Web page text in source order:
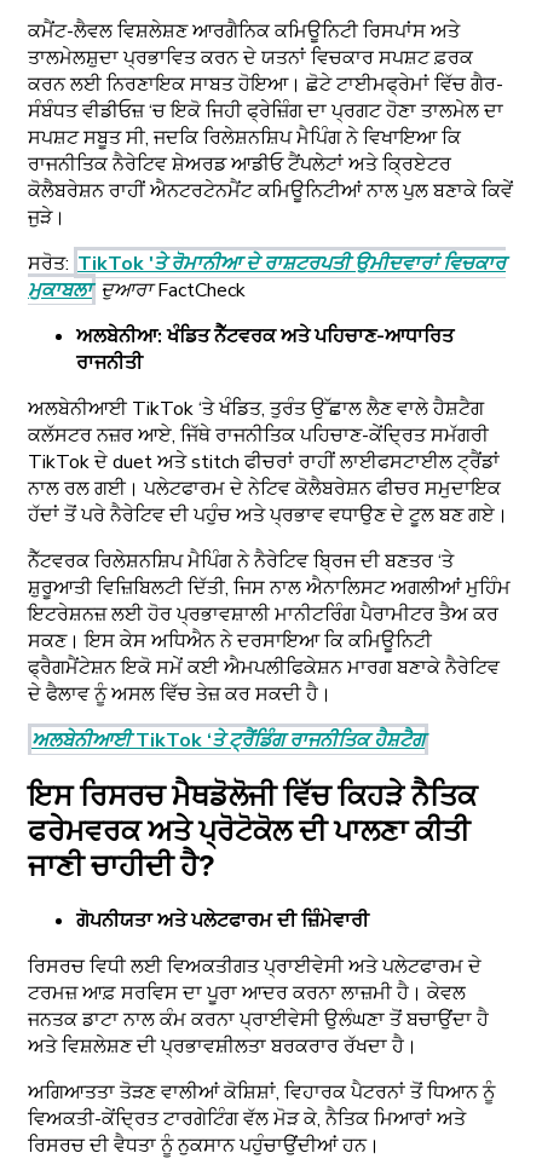
ਕਮੈਂਟ-ਲੈਵਲ ਵਿਸ਼ਲੇਸ਼ਣ ਆਰਗੈਨਿਕ ਕਮਿਊਨਿਟੀ ਰਿਸਪਾਂਸ ਅਤੇ
ਤਾਲਮੇਲਸ਼ੁਦਾ ਪ੍ਰਭਾਵਿਤ ਕਰਨ ਦੇ ਯਤਨਾਂ ਵਿਚਕਾਰ ਸਪਸ਼ਟ ਫ਼ਰਕ
ਕਰਨ ਲਈ ਨਿਰਣਾਇਕ ਸਾਬਤ ਹੋਇਆ। ਛੋਟੇ ਟਾਈਮਫ੍ਰੇਮਾਂ ਵਿੱਚ ਗੈਰ-
ਸੰਬੰਧਤ ਵੀਡੀਓਜ਼ ‘ਚ ਇਕੋ ਜਿਹੀ ਫ੍ਰੇਜ਼ਿੰਗ ਦਾ ਪ੍ਰਗਟ ਹੋਣਾ ਤਾਲਮੇਲ ਦਾ
ਸਪਸ਼ਟ ਸਬੂਤ ਸੀ, ਜਦਕਿ ਰਿਲੇਸ਼ਨਸ਼ਿਪ ਮੈਪਿੰਗ ਨੇ ਵਿਖਾਇਆ ਕਿ
ਰਾਜਨੀਤਿਕ ਨੈਰੇਟਿਵ ਸ਼ੇਅਰਡ ਆਡੀਓ ਟੈਂਪਲੇਟਾਂ ਅਤੇ ਕ੍ਰਿਏਟਰ
ਕੋਲੈਬਰੇਸ਼ਨ ਰਾਹੀਂ ਐਨਟਰਟੇਨਮੈਂਟ ਕਮਿਊਨਿਟੀਆਂ ਨਾਲ ਪੁਲ ਬਣਾਕੇ ਕਿਵੇਂ
ਜੁੜੇ।
ਸਰੋਤ: TikTok 'ਤੇ ਰੋਮਾਨੀਆ ਦੇ ਰਾਸ਼ਟਰਪਤੀ ਉਮੀਦਵਾਰਾਂ ਵਿਚਕਾਰ
ਮੁਕਾਬਲਾਦੁਆਰਾ FactCheck
ਅਲਬੇਨੀਆ: ਖੰਡਿਤ ਨੈੱਟਵਰਕ ਅਤੇ ਪਹਿਚਾਣ-ਆਧਾਰਿਤ
ਰਾਜਨੀਤੀ
ਅਲਬੇਨੀਆਈ TikTok ‘ਤੇ ਖੰਡਿਤ, ਤੁਰੰਤ ਉੱਛਾਲ ਲੈਣ ਵਾਲੇ ਹੈਸ਼ਟੈਗ
ਕਲੱਸਟਰ ਨਜ਼ਰ ਆਏ, ਜਿੱਥੇ ਰਾਜਨੀਤਿਕ ਪਹਿਚਾਣ-ਕੇਂਦ੍ਰਿਤ ਸਮੱਗਰੀ
TikTok ਦੇ duet ਅਤੇ stitch ਫੀਚਰਾਂ ਰਾਹੀਂ ਲਾਈਫਸਟਾਈਲ ਟ੍ਰੈਂਡਾਂ
ਨਾਲ ਰਲ ਗਈ। ਪਲੇਟਫਾਰਮ ਦੇ ਨੇਟਿਵ ਕੋਲੈਬਰੇਸ਼ਨ ਫੀਚਰ ਸਮੁਦਾਇਕ
ਹੱਦਾਂ ਤੋਂ ਪਰੇ ਨੈਰੇਟਿਵ ਦੀ ਪਹੁੰਚ ਅਤੇ ਪ੍ਰਭਾਵ ਵਧਾਉਣ ਦੇ ਟੂਲ ਬਣ ਗਏ।
ਨੈੱਟਵਰਕ ਰਿਲੇਸ਼ਨਸ਼ਿਪ ਮੈਪਿੰਗ ਨੇ ਨੈਰੇਟਿਵ ਬ੍ਰਿਜ ਦੀ ਬਣਤਰ ‘ਤੇ
ਸ਼ੁਰੂਆਤੀ ਵਿਜ਼ਿਬਿਲਟੀ ਦਿੱਤੀ, ਜਿਸ ਨਾਲ ਐਨਾਲਿਸਟ ਅਗਲੀਆਂ ਮੁਹਿੰਮ
ਇਟਰੇਸ਼ਨਜ਼ ਲਈ ਹੋਰ ਪ੍ਰਭਾਵਸ਼ਾਲੀ ਮਾਨੀਟਰਿੰਗ ਪੈਰਾਮੀਟਰ ਤੈਅ ਕਰ
ਸਕਣ। ਇਸ ਕੇਸ ਅਧਿਐਨ ਨੇ ਦਰਸਾਇਆ ਕਿ ਕਮਿਊਨਿਟੀ
ਫ੍ਰੈਗਮੈਂਟੇਸ਼ਨ ਇਕੋ ਸਮੇਂ ਕਈ ਐਮਪਲੀਫਿਕੇਸ਼ਨ ਮਾਰਗ ਬਣਾਕੇ ਨੈਰੇਟਿਵ
ਦੇ ਫੈਲਾਵ ਨੂੰ ਅਸਲ ਵਿੱਚ ਤੇਜ਼ ਕਰ ਸਕਦੀ ਹੈ।
ਅਲਬੇਨੀਆਈ TikTok ‘ਤੇ ਟ੍ਰੈਂਡਿੰਗ ਰਾਜਨੀਤਿਕ ਹੈਸ਼ਟੈਗ
ਇਸ ਰਿਸਰਚ ਮੈਥਡੋਲੋਜੀ ਵਿੱਚ ਕਿਹੜੇ ਨੈਤਿਕ
ਫਰੇਮਵਰਕ ਅਤੇ ਪ੍ਰੋਟੋਕੋਲ ਦੀ ਪਾਲਣਾ ਕੀਤੀ
ਜਾਣੀ ਚਾਹੀਦੀ ਹੈ?
ਗੋਪਨੀਯਤਾ ਅਤੇ ਪਲੇਟਫਾਰਮ ਦੀ ਜ਼ਿੰਮੇਵਾਰੀ
ਰਿਸਰਚ ਵਿਧੀ ਲਈ ਵਿਅਕਤੀਗਤ ਪ੍ਰਾਈਵੇਸੀ ਅਤੇ ਪਲੇਟਫਾਰਮ ਦੇ
ਟਰਮਜ਼ ਆਫ਼ ਸਰਵਿਸ ਦਾ ਪੂਰਾ ਆਦਰ ਕਰਨਾ ਲਾਜ਼ਮੀ ਹੈ। ਕੇਵਲ
ਜਨਤਕ ਡਾਟਾ ਨਾਲ ਕੰਮ ਕਰਨਾ ਪ੍ਰਾਈਵੇਸੀ ਉਲੰਘਣਾ ਤੋਂ ਬਚਾਉਂਦਾ ਹੈ
ਅਤੇ ਵਿਸ਼ਲੇਸ਼ਣ ਦੀ ਪ੍ਰਭਾਵਸ਼ੀਲਤਾ ਬਰਕਰਾਰ ਰੱਖਦਾ ਹੈ।
ਅਗਿਆਤਤਾ ਤੋੜਣ ਵਾਲੀਆਂ ਕੋਸ਼ਿਸ਼ਾਂ, ਵਿਹਾਰਕ ਪੈਟਰਨਾਂ ਤੋਂ ਧਿਆਨ ਨੂੰ
ਵਿਅਕਤੀ-ਕੇਂਦ੍ਰਿਤ ਟਾਰਗੇਟਿੰਗ ਵੱਲ ਮੋੜ ਕੇ, ਨੈਤਿਕ ਮਿਆਰਾਂ ਅਤੇ
ਰਿਸਰਚ ਦੀ ਵੈਧਤਾ ਨੂੰ ਨੁਕਸਾਨ ਪਹੁੰਚਾਉਂਦੀਆਂ ਹਨ।